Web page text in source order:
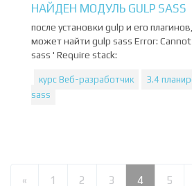
НАЙДЕН МОДУЛЬ GULP SASS
после установки gulp и его
может найти gulp sass Error:
sass ' Require stack:
курс Веб-разработчик 3.4
sass
« 1 2 3 4 5